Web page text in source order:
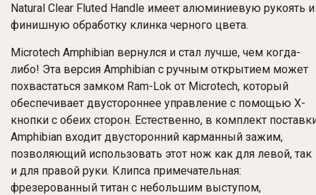
Natural Clear Fluted Handle имеет алюминиевую рукоять и
финишную обработку клинка черного цвета.
Microtech Amphibian вернулся и стал лучше, чем когда-
либо! Эта версия Amphibian с ручным открытием может
похвастаться замком Ram-Lok от Microtech, который
обеспечивает двустороннее управление с помощью X-
кнопки с обеих сторон. Естественно, в комплект
Amphibian входит двусторонний карманный зажим,
позволяющий использовать этот нож как для левой, так
и для правой руки. Клипса примечательная:
фрезерованный титан с небольшим выступом,